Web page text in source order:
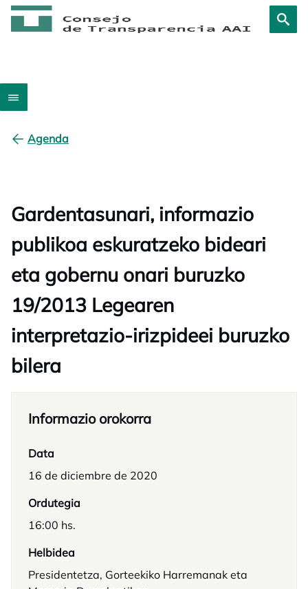
Agenda
Gardentasunari, informazio
publikoa eskuratzeko bideari
eta gobernu onari buruzko
19/2013 Legearen
interpretazio-irizpideei buruzko
bilera
Informazio orokorra
Data
16 de diciembre de 2020
Ordutegia
16:00 hs.
Helbidea
Presidentetza, Gorteekiko Harremanak eta